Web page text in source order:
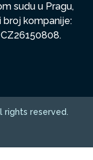
sudu u Pragu,
broj kompanije:
rights reserved.